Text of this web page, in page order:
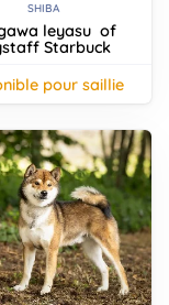
SHIBA
leyasu of
Starbuck
pour saillie